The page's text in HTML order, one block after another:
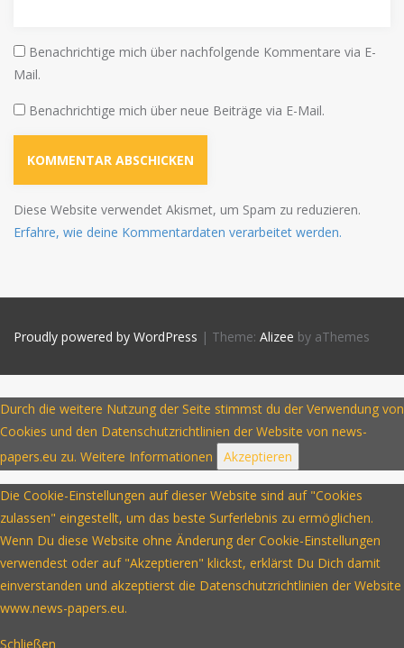
Benachrichtige mich über nachfolgende Kommentare via E-
Mail.
Benachrichtige mich über neue Beiträge via E-Mail.
Diese Website verwendet Akismet, um Spam zu reduzieren.
Erfahre, wie deine Kommentardaten verarbeitet werden.
Proudly powered by WordPress | Theme: Alizee by aThemes
Durch die weitere Nutzung der Seite stimmst du der Verwendung von
Cookies und den Datenschutzrichtlinien der Website von news-
papers.eu zu. Weitere Informationen Akzeptieren
Die Cookie-Einstellungen auf dieser Website sind auf "Cookies
zulassen" eingestellt, um das beste Surferlebnis zu ermöglichen.
Wenn Du diese Website ohne Änderung der Cookie-Einstellungen
verwendest oder auf "Akzeptieren" klickst, erklärst Du Dich damit
einverstanden und akzeptierst die Datenschutzrichtlinien der Website
www.news-papers.eu.
Schließen